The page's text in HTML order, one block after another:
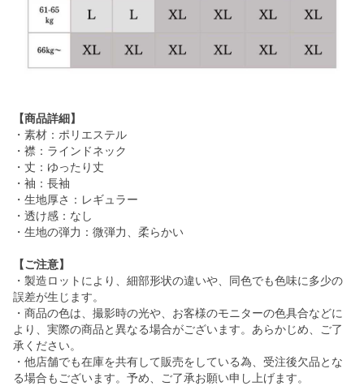
【商品詳細】
・素材：ポリエステル
・襟：ラインドネック
・丈：ゆったり丈
・袖：長袖
・生地厚さ：レギュラー
・透け感：なし
・生地の弾力：微弾力、柔らかい
【ご注意】
・製造ロットにより、細部形状の違いや、同色でも色味に多少の
誤差が生じます。
・商品の色は、撮影時の光や、お客様のモニターの色具合などに
より、実際の商品と異なる場合がございます。あらかじめ、ご了
承ください。
・他店舗でも在庫を共有して販売をしている為、受注後欠品とな
る場合もございます。予め、ご了承お願い申し上げます。